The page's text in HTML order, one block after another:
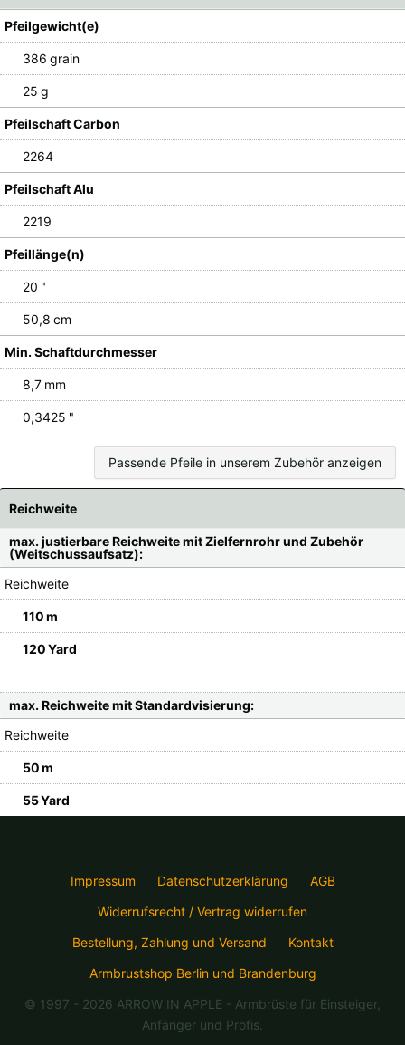
Pfeilgewicht(e)
386 grain
25 g
Pfeilschaft Carbon
2264
Pfeilschaft Alu
2219
Pfeillänge(n)
20 "
50,8 cm
Min. Schaftdurchmesser
8,7 mm
0,3425 "
Passende Pfeile in unserem Zubehör anzeigen
Reichweite
max. justierbare Reichweite mit Zielfernrohr und Zubehör
(Weitschussaufsatz):
Reichweite
110 m
120 Yard
max. Reichweite mit Standardvisierung:
Reichweite
50 m
55 Yard
Impressum Datenschutzerklärung
AGB
Widerrufsrecht / Vertrag widerrufen
Bestellung, Zahlung und Versand
Kontakt
Armbrustshop Berlin und Brandenburg
© 1997 - 2026 ARROW IN APPLE - Armbrüste für Einsteiger,
Anfänger und Profis.